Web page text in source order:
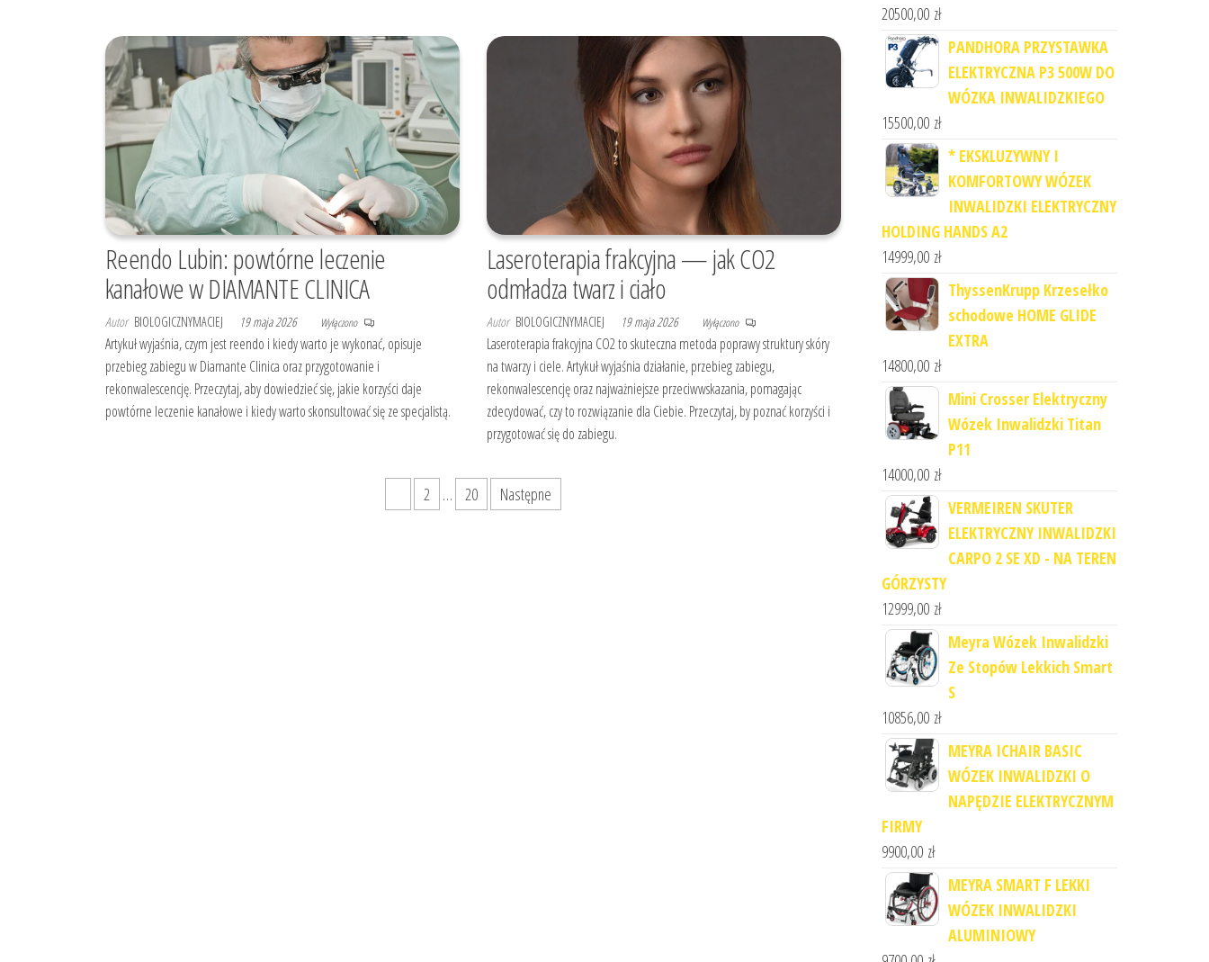
Reendo Lubin: powtórne leczenie
kanałowe w DIAMANTE CLINICA
Autor BIOLOGICZNYMACIEJ 19 maja 2026 Wyłączono
Artykuł wyjaśnia, czym jest reendo i kiedy warto je wykonać, opisuje
przebieg zabiegu w Diamante Clinica oraz przygotowanie i
rekonwalescencję. Przeczytaj, aby dowiedzieć się, jakie korzyści daje
powtórne leczenie kanałowe i kiedy warto skonsultować się ze specjalistą.
Laseroterapia frakcyjna — jak CO2
odmładza twarz i ciało
Autor BIOLOGICZNYMACIEJ 19 maja 2026 Wyłączono
Laseroterapia frakcyjna CO2 to skuteczna metoda poprawy struktury skóry
na twarzy i ciele. Artykuł wyjaśnia działanie, przebieg zabiegu,
rekonwalescencję oraz najważniejsze przeciwwskazania, pomagając
zdecydować, czy to rozwiązanie dla Ciebie. Przeczytaj, by poznać korzyści i
przygotować się do zabiegu.
2 … 20 Następne
20500,00 zł
PANDHORA PRZYSTAWKA
ELEKTRYCZNA P3 500W DO
WÓZKA INWALIDZKIEGO
15500,00 zł
* EKSKLUZYWNY I
KOMFORTOWY WÓZEK
INWALIDZKI ELEKTRYCZNY
HOLDING HANDS A2
14999,00 zł
ThyssenKrupp Krzesełko
schodowe HOME GLIDE
EXTRA
14800,00 zł
Mini Crosser Elektryczny
Wózek Inwalidzki Titan
P11
14000,00 zł
VERMEIREN SKUTER
ELEKTRYCZNY INWALIDZKI
CARPO 2 SE XD - NA TEREN
GÓRZYSTY
12999,00 zł
Meyra Wózek Inwalidzki
Ze Stopów Lekkich Smart
S
10856,00 zł
MEYRA ICHAIR BASIC
WÓZEK INWALIDZKI O
NAPĘDZIE ELEKTRYCZNYM
FIRMY
9900,00 zł
MEYRA SMART F LEKKI
WÓZEK INWALIDZKI
ALUMINIOWY